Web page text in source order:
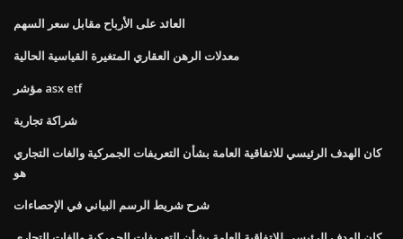
العائد على الأرباح مقابل سعر السهم
معدلات الرهن العقاري المتغيرة القياسية الحالية
مؤشر asx etf
شراكة تجارية
كان الهدف الرئيسي للاتفاقية العامة بشأن التعريفات الجمركية والغات التجاري
هو
شرح شريط الرسم البياني في الإحصاءات